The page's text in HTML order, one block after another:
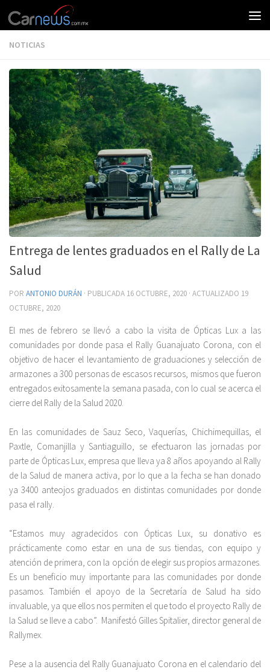
NOTICIAS
Entrega de lentes graduados en el Rally de La
Salud
POR ANTONIO DURÁN · PUBLICADA 16 OCTUBRE, 2020 · ACTUALIZADO 19
OCTUBRE, 2020
El mes de febrero se llevó a cabo la visita de Ópticas Lux a las
comunidades por donde pasa el Rally Guanajuato Corona, con el
objetivo de hacer el levantamiento de graduaciones y selección de
armazones a 300 personas de escasos recursos, mismos que fueron
entregados exitosamente la semana pasada, con lo cual se acerca el
cierre del Rally de la Salud 2020.
En las comunidades de Sauz Seco, Vaquerías, Chichimequillas, el
Paxtle, Comanjilla y Santiaguillo, se efectuaron las jornadas por
parte de Ópticas Lux, empresa que lleva ya 8 años apoyando al Rally
de la Salud de manera activa, por lo que a la fecha se han donado
ya 3400 anteojos graduados en distintas comunidades por donde
pasa el rally.
“Estamos muy agradecidos con Ópticas Lux, su donativo es
prácticamente como estar en una de sus tiendas, con equipo y
atención de primera, con la opción de elegir sus propios armazones.
Es un beneficio muy importante para las comunidades por donde
pasamos. También el apoyo de la Secretaría de Salud ha sido
invaluable, ya que ellos nos permiten el que todo el proyecto Rally de
la Salud se lleve a cabo”. Manifestó Gilles Spitalier, director general de
Rallymex.
Pese a la ausencia del Rally Guanajuato Corona en el calendario del